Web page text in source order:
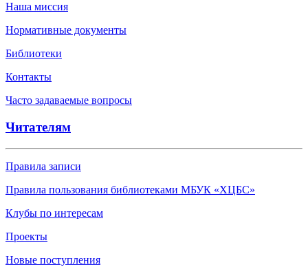
Наша миссия
Нормативные документы
Библиотеки
Контакты
Часто задаваемые вопросы
Читателям
Правила записи
Правила пользования библиотеками МБУК «ХЦБС»
Клубы по интересам
Проекты
Новые поступления